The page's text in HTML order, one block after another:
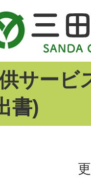
サービ
書)